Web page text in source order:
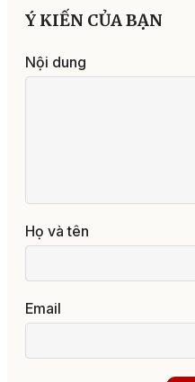
Ý KIẾN CỦA BẠN
Nội dung
Họ và tên
Email